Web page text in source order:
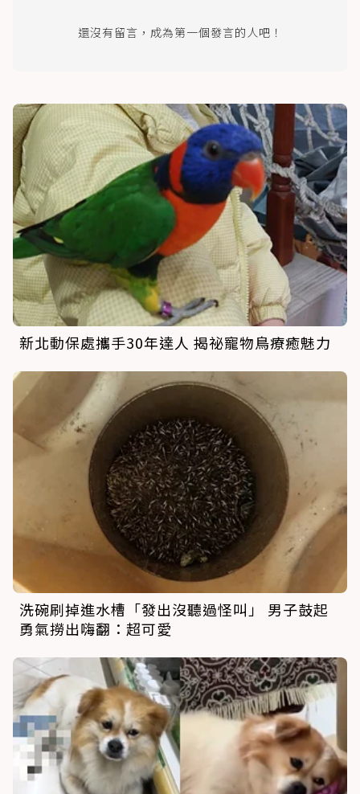
還沒有留言，成為第一個發言的人吧！
新北動保處攜手30年達人 揭祕寵物鳥療癒魅力
洗碗刷掉進水槽「發出沒聽過怪叫」 男子鼓起
勇氣撈出嗨翻：超可愛